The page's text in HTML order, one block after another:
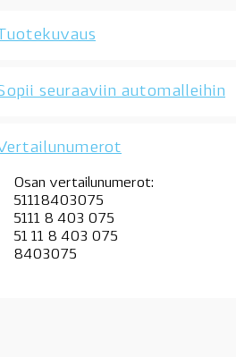
seuraaviin automalleihin
Osan vertailunumerot:
51118403075
5111 8 403 075
51 11 8 403 075
8403075